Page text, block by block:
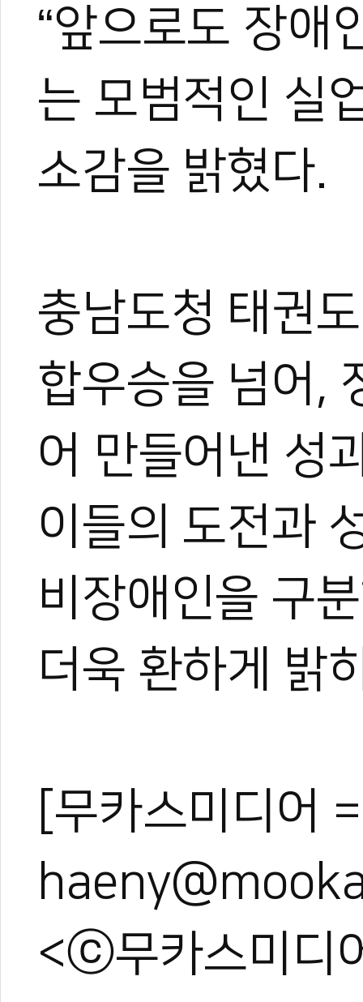
“앞으로도 장애
는 모범적인 실
소감을 밝혔다.
충남도청 태권
합우승을 넘어,
어 만들어낸 성
이들의 도전과
비장애인을 구
더욱 환하게 밝
[무카스미디어
<ⓒ무카스미디
관련 뉴스
태권도원배 장
서울시, 전국장
나사렛대, 전국
충남도청, 장애-
인천 태권도, 4